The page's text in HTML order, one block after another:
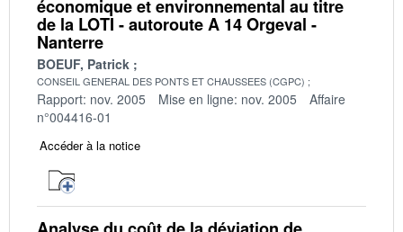
économique et environnemental au titre
de la LOTI - autoroute A 14 Orgeval -
Nanterre
BOEUF, Patrick
CONSEIL GENERAL DES PONTS ET CHAUSSEES (CGPC)
Rapport: nov. 2005 Mise en ligne: nov. 2005
Affaire
n°004416-01
Accéder à la notice